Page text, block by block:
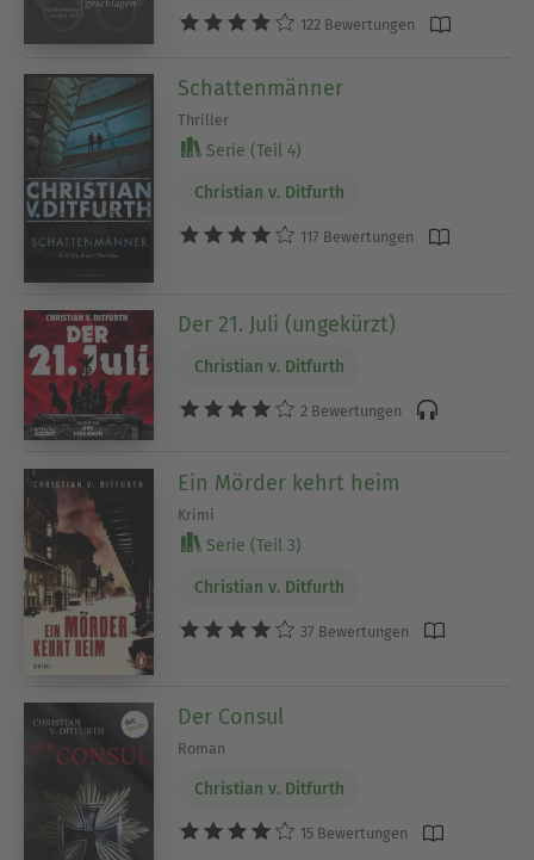
122 Bewertungen
Schattenmänner
Thriller
Serie (Teil 4)
Christian v. Ditfurth
117 Bewertungen
Der 21. Juli (ungekürzt)
Christian v. Ditfurth
2 Bewertungen
Ein Mörder kehrt heim
Krimi
Serie (Teil 3)
Christian v. Ditfurth
37 Bewertungen
Der Consul
Roman
Christian v. Ditfurth
15 Bewertungen